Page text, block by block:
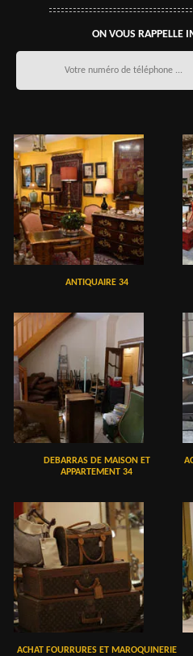
ON VOUS RAPPELLE
ANTIQUAIRE 34
DEBARRAS DE MAISON ET
APPARTEMENT 34
ACHAT FOURRURES ET MAROQUINERIE